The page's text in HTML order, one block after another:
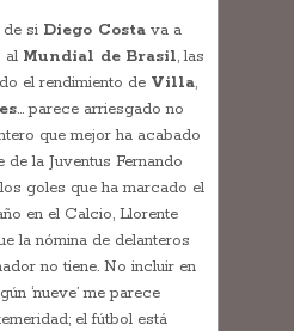
si Diego Costa va a
al Mundial de Brasil, las
el rendimiento de Villa,
… parece arriesgado no
que mejor ha acabado
de la Juventus Fernando
goles que ha marcado el
en el Calcio, Llorente
la nómina de delanteros
no tiene. No incluir en
‘nueve’ me parece
el fútbol está